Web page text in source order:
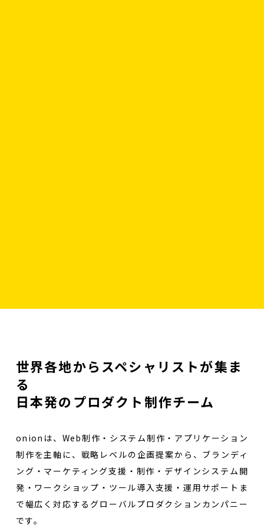
世界各地からスペシャリストが集ま
る
日本発のプロダクト制作チーム
onionは、Web制作・システム制作・アプリケーション
制作を主軸に、戦略レベルの企画提案から、ブランディ
ング・マーケティング支援・制作・デザインシステム開
発・ワークショップ・ツール導入支援・運用サポートま
で幅広く対応するグローバルプロダクションカンパニー
です。